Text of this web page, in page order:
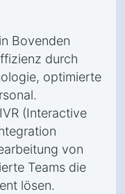
Bovenden
durch
optimierte
(Interactive
von
Teams die
lösen.